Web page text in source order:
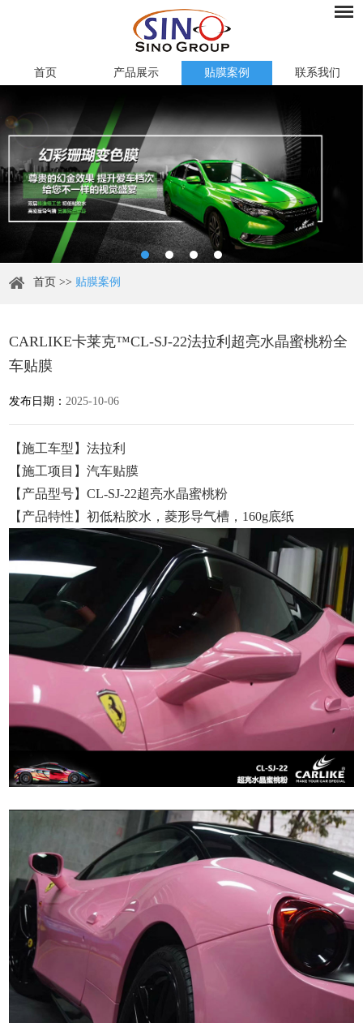
首页 产品展示 贴膜案例 联系我们
首页 >> 贴膜案例
CARLIKE卡莱克™CL-SJ-22法拉利超亮水晶蜜桃粉全
车贴膜
发布日期： 2025-10-06
【施工车型】法拉利
【施工项目】汽车贴膜
【产品型号】CL-SJ-22超亮水晶蜜桃粉
【产品特性】初低粘胶水，菱形导气槽，160g底纸